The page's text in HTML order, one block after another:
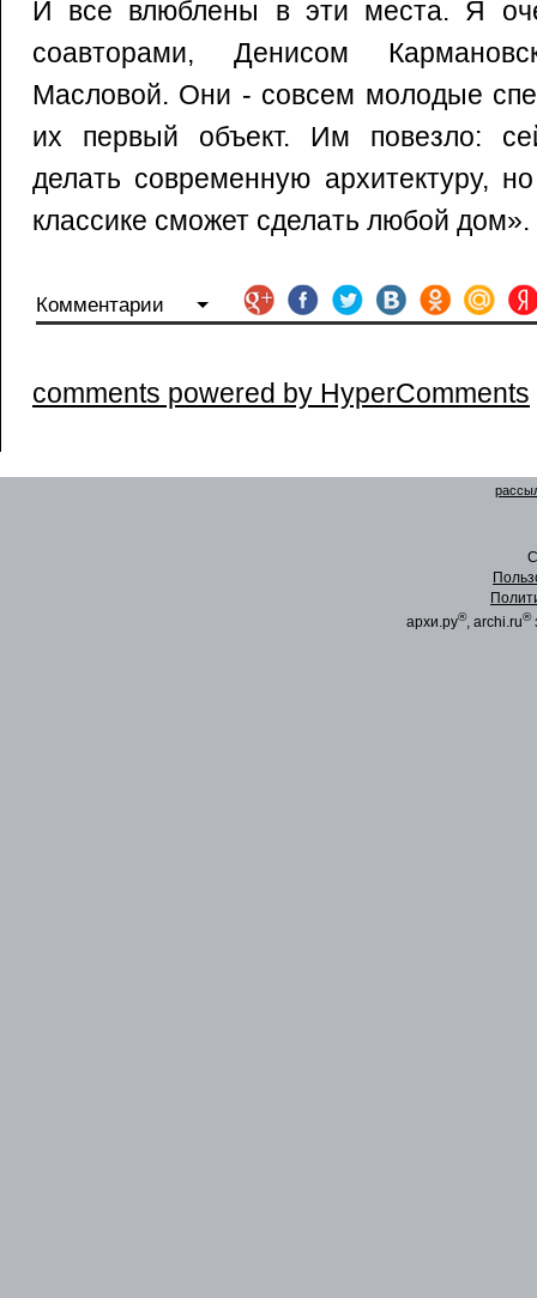
И все влюблены в эти места. Я
соавторами, Денисом
Масловой. Они - совсем молодые
их первый объект. Им повезло:
делать современную архитектуру,
классике сможет сделать любой дом».
Комментарии
comments powered by HyperComments
архи.ру®, archi.ru®